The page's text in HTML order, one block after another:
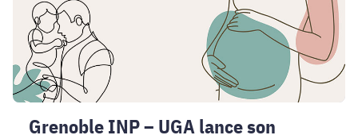
premier
programme
d’accompagnement
à
la
parentalité
Grenoble INP – UGA lance son